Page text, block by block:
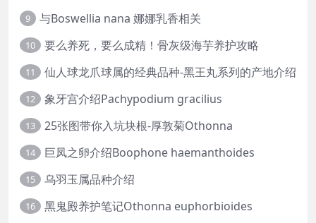
9 与Boswellia nana 娜娜乳香相关
10 要么养死，要么成精！骨灰级海芋养护攻略
11 仙人球龙爪球属的经典品种-黑王丸系列的产地介绍
12 象牙宫介绍Pachypodium gracilius
13 25张图带你入坑块根-厚敦菊Othonna
14 巨凤之卵介绍Boophone haemanthoides
15 乌羽玉属品种介绍
16 黑鬼殿养护笔记Othonna euphorbioides